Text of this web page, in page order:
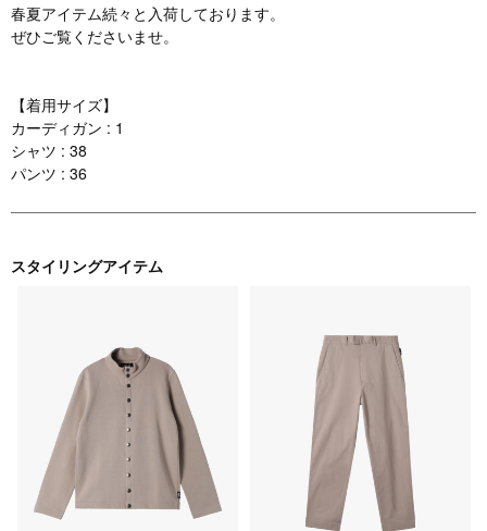
春夏アイテム続々と入荷しております。
ぜひご覧くださいませ。
【着用サイズ】
カーディガン : 1
シャツ : 38
パンツ : 36
スタイリングアイテム